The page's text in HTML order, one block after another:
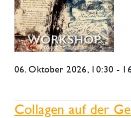
06. Oktober 2026, 10:30 -
Collagen auf der